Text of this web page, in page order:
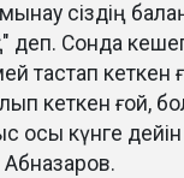
сіздің
деп. Сонда
тастап
кеткен ғой,
осы күнге